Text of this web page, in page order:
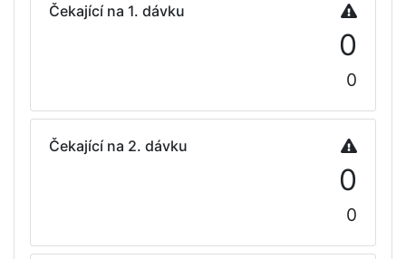
Čekající na 1. dávku
0
0
Čekající na 2. dávku
0
0